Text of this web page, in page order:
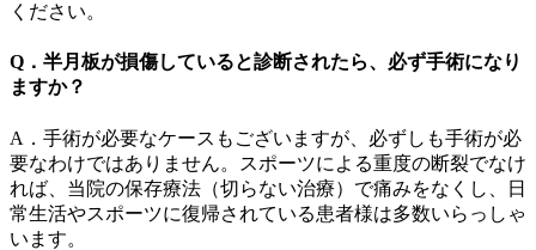
ください。
Q．半月板が損傷していると診断されたら、必ず手術になり
ますか？
A．手術が必要なケースもございますが、必ずしも手術が必
要なわけではありません。スポーツによる重度の断裂でなけ
れば、当院の保存療法（切らない治療）で痛みをなくし、日
常生活やスポーツに復帰されている患者様は多数いらっしゃ
います。